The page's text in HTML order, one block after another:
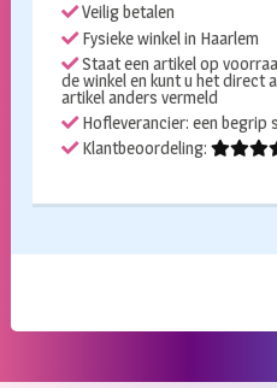
Veilig betalen
Fysieke winkel in Haarlem
Staat een artikel op
de winkel en kunt u het direct
artikel anders vermeld
Hofleverancier: een begrip
Klantbeoordeling: